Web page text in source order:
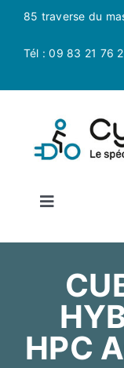
Passer
contenu
85 traverse du
Tél : 09 83 21 76
Toggle
Accueil
La boutique
Magasin
HPC